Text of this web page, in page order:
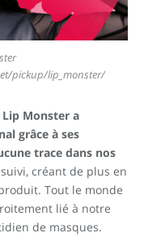
pickup/lip_monster/
Monster a
grâce à ses
trace dans nos
créant de plus en
Tout le monde
lié à notre
de masques.